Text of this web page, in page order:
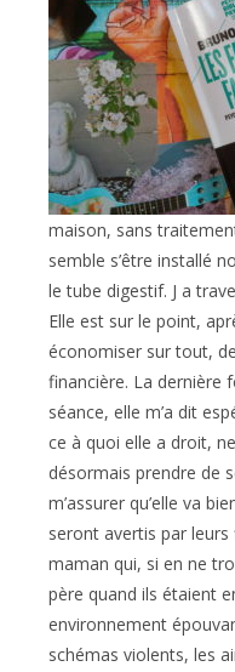
maison, sans
semble s’être installé
le tube digestif. J a
Elle est sur le point,
économiser sur tout,
financière. La dernière
séance, elle m’a dit
ce à quoi elle a droit,
désormais prendre de
m’assurer qu’elle va
seront avertis par leurs
maman qui, si en ne
père quand ils étaient
environnement
schémas violents, les